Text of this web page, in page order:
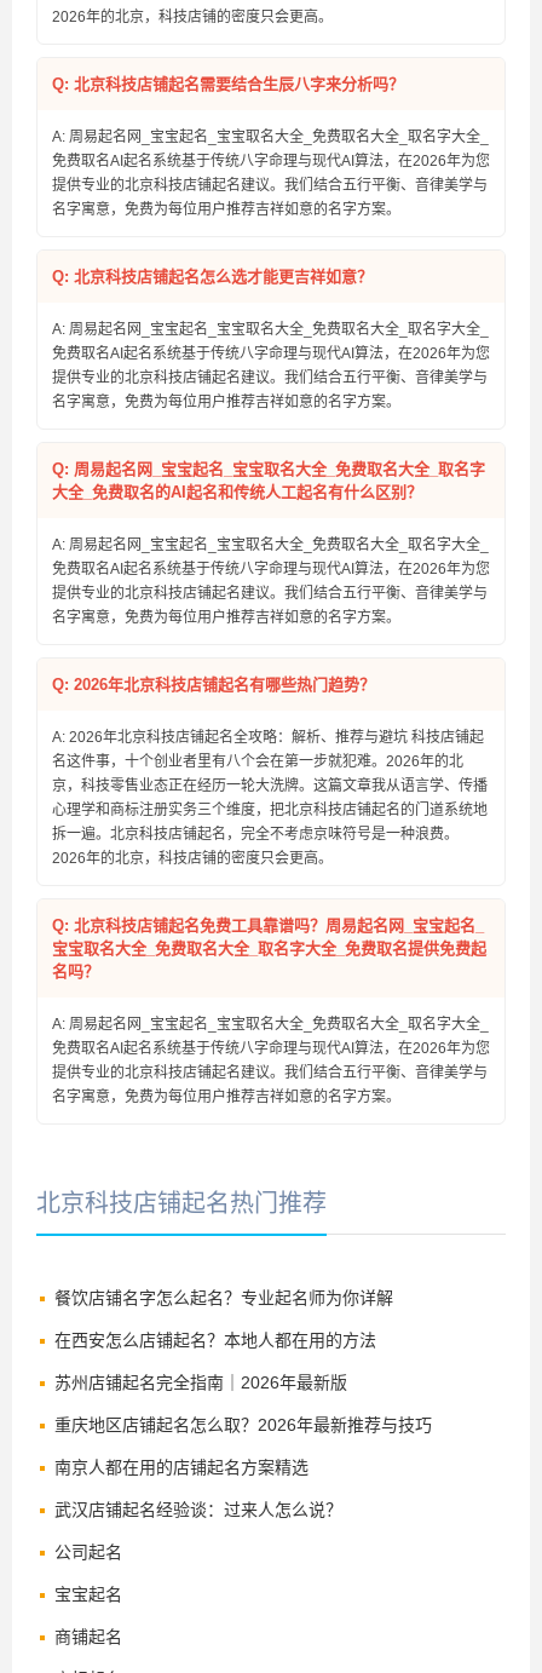
2026年的北京，科技店铺的密度只会更高。
Q: 北京科技店铺起名需要结合生辰八字来分析吗？
A: 周易起名网_宝宝起名_宝宝取名大全_免费取名大全_取名字大全_
免费取名AI起名系统基于传统八字命理与现代AI算法，在2026年为您
提供专业的北京科技店铺起名建议。我们结合五行平衡、音律美学与
名字寓意，免费为每位用户推荐吉祥如意的名字方案。
Q: 北京科技店铺起名怎么选才能更吉祥如意？
A: 周易起名网_宝宝起名_宝宝取名大全_免费取名大全_取名字大全_
免费取名AI起名系统基于传统八字命理与现代AI算法，在2026年为您
提供专业的北京科技店铺起名建议。我们结合五行平衡、音律美学与
名字寓意，免费为每位用户推荐吉祥如意的名字方案。
Q: 周易起名网_宝宝起名_宝宝取名大全_免费取名大全_取名字
大全_免费取名的AI起名和传统人工起名有什么区别？
A: 周易起名网_宝宝起名_宝宝取名大全_免费取名大全_取名字大全_
免费取名AI起名系统基于传统八字命理与现代AI算法，在2026年为您
提供专业的北京科技店铺起名建议。我们结合五行平衡、音律美学与
名字寓意，免费为每位用户推荐吉祥如意的名字方案。
Q: 2026年北京科技店铺起名有哪些热门趋势？
A: 2026年北京科技店铺起名全攻略：解析、推荐与避坑 科技店铺起
名这件事，十个创业者里有八个会在第一步就犯难。2026年的北
京，科技零售业态正在经历一轮大洗牌。这篇文章我从语言学、传播
心理学和商标注册实务三个维度，把北京科技店铺起名的门道系统地
拆一遍。北京科技店铺起名，完全不考虑京味符号是一种浪费。
2026年的北京，科技店铺的密度只会更高。
Q: 北京科技店铺起名免费工具靠谱吗？周易起名网_宝宝起名_
宝宝取名大全_免费取名大全_取名字大全_免费取名提供免费起
名吗？
A: 周易起名网_宝宝起名_宝宝取名大全_免费取名大全_取名字大全_
免费取名AI起名系统基于传统八字命理与现代AI算法，在2026年为您
提供专业的北京科技店铺起名建议。我们结合五行平衡、音律美学与
名字寓意，免费为每位用户推荐吉祥如意的名字方案。
北京科技店铺起名热门推荐
餐饮店铺名字怎么起名？专业起名师为你详解
在西安怎么店铺起名？本地人都在用的方法
苏州店铺起名完全指南｜2026年最新版
重庆地区店铺起名怎么取？2026年最新推荐与技巧
南京人都在用的店铺起名方案精选
武汉店铺起名经验谈：过来人怎么说？
公司起名
宝宝起名
商铺起名